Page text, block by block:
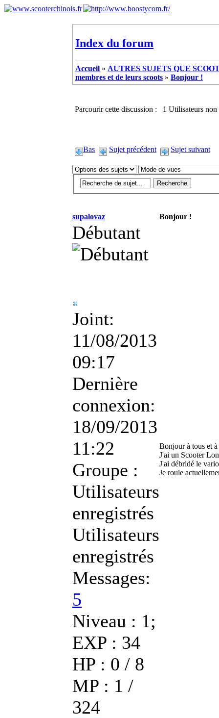
Index du forum
Accueil » AUTRES SUJETS QUE
membres et de leurs scoots » Bonjour !
Parcourir cette discussion : 1 Utilisateurs non
Bas Sujet précédent Sujet suivant
supalovaz Bonjour !
Débutant
Joint:
11/08/2013
09:17
Dernière
connexion:
18/09/2013
11:22
Groupe :
Utilisateurs
enregistrés
Utilisateurs
enregistrés
Messages:
5
Niveau : 1;
EXP : 34
HP : 0 / 8
MP : 1 /
324
Bonjour à tous et
J'ai un Scooter
J'ai débridé le
Je roule